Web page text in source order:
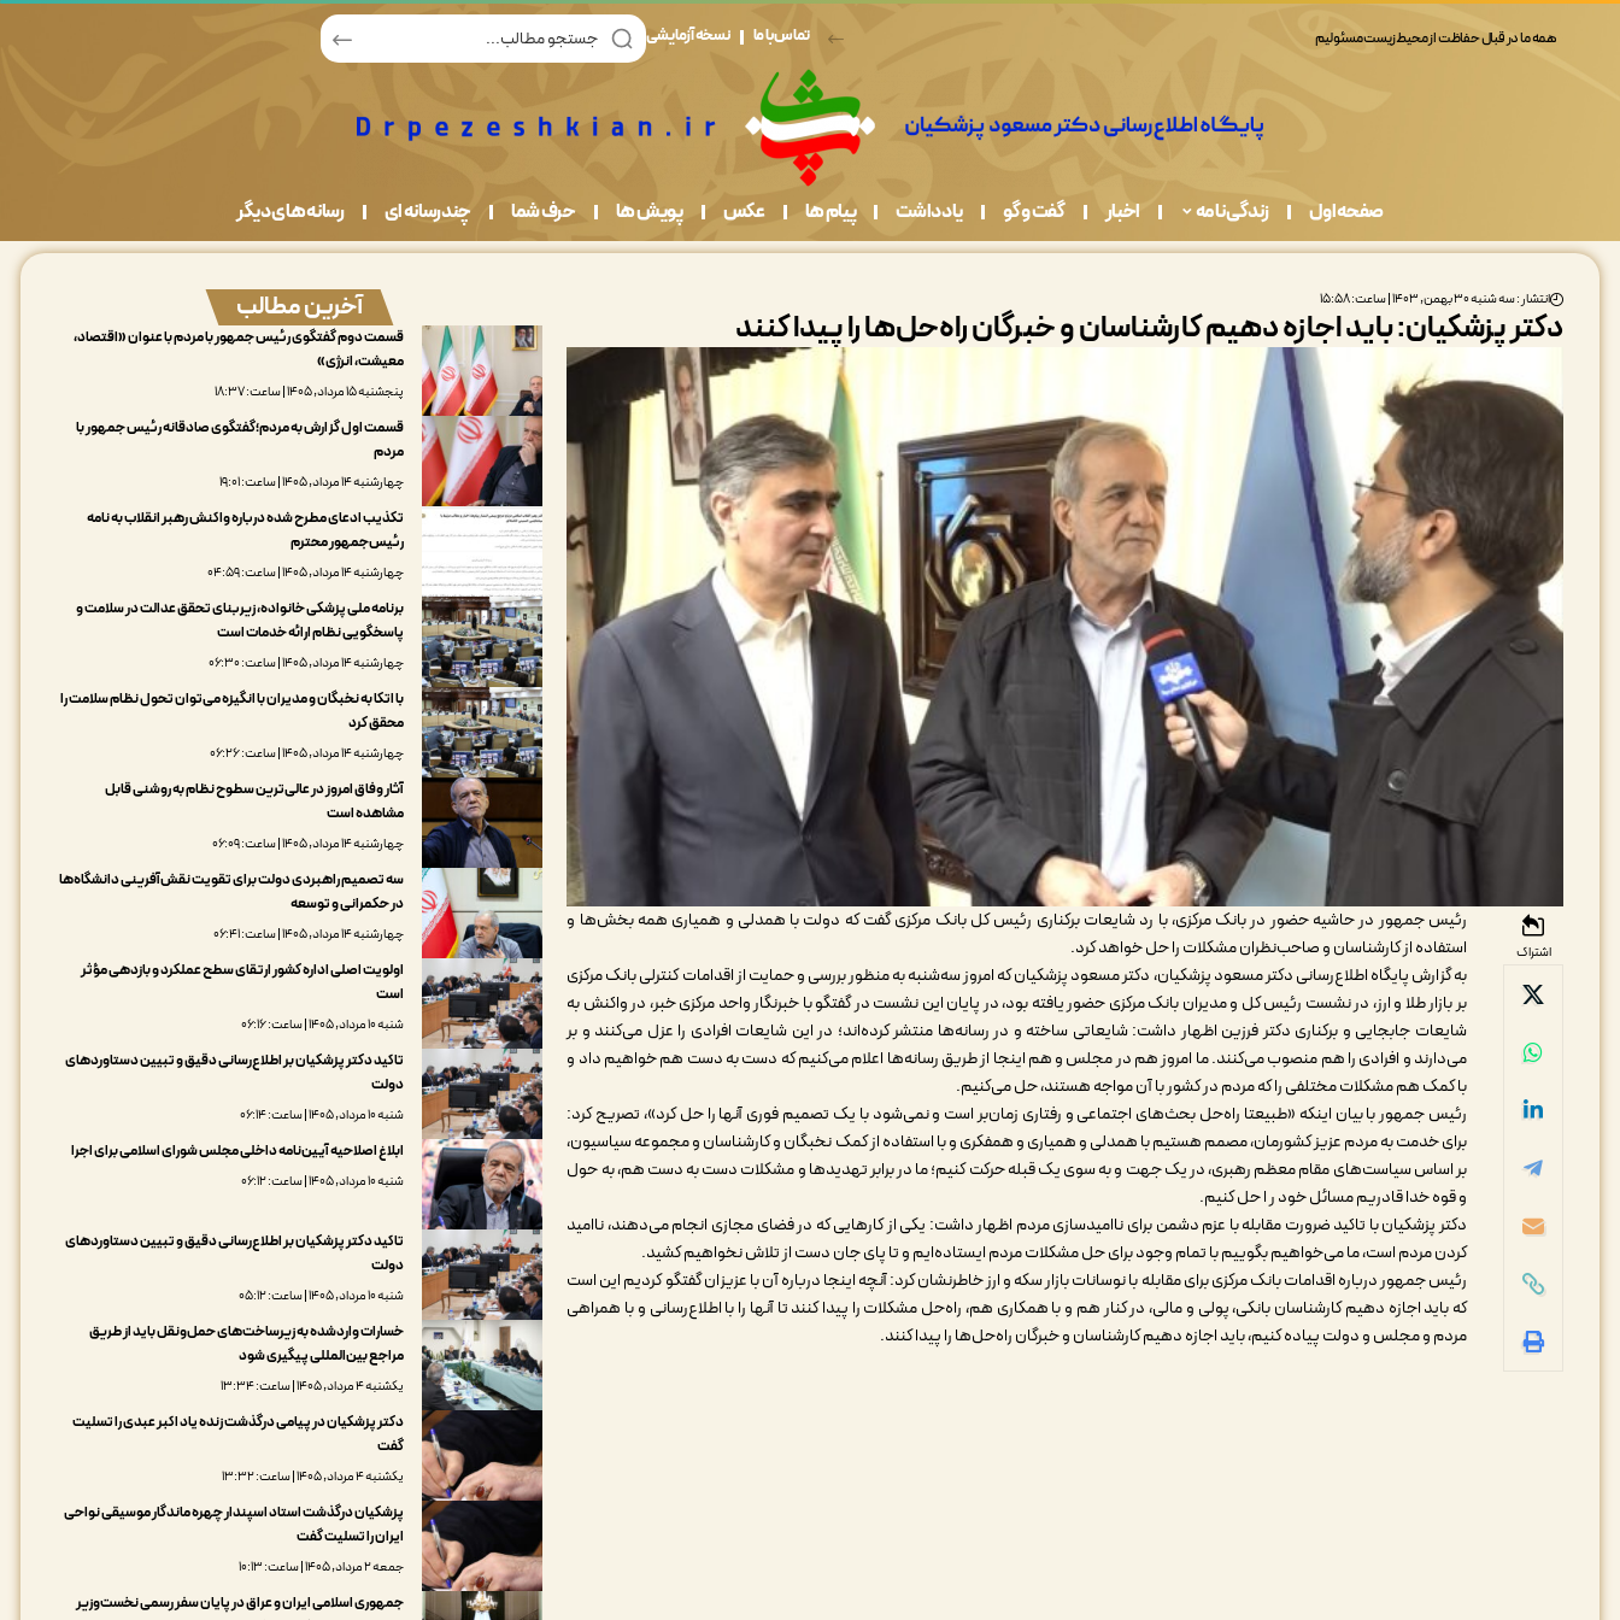
همه ما در قبال حفاظت از محیط زیست مسئولیم تماس با ما نسخه آزمایشی
صفحه اول زندگی نامه اخبار گفت و گو یادداشت پیام ها عکس پویش ها حرف شما چندرسانه ای رسانه های دیگر
انتشار : سه شنبه ۳۰ بهمن, ۱۴۰۳ | ساعت: ۱۵:۵۸
دکتر پزشکیان: باید اجازه دهیم کارشناسان و خبرگان راه‌حل‌ها را پیدا کنند
اشتراک
رئیس جمهور در حاشیه حضور در بانک مرکزی، با رد شایعات برکناری رئیس کل بانک مرکزی گفت که دولت با همدلی و همیاری همه بخش‌ها و
استفاده از کارشناسان و صاحب‌نظران مشکلات را حل خواهد کرد.
به گزارش پایگاه اطلاع‌رسانی دکتر مسعود پزشکیان، دکتر مسعود پزشکیان که امروز سه‌شنبه به منظور بررسی و حمایت از اقدامات کنترلی بانک مرکزی
بر بازار طلا و ارز، در نشست رئیس کل و مدیران بانک مرکزی حضور یافته بود، در پایان این نشست در گفتگو با خبرنگار واحد مرکزی خبر، در واکنش به
شایعات جابجایی و برکناری دکتر فرزین اظهار داشت: شایعاتی ساخته و در رسانه‌ها منتشر کرده‌اند؛ در این شایعات افرادی را عزل می‌کنند و بر
می‌دارند و افرادی را هم منصوب می‌کنند. ما امروز هم در مجلس و هم اینجا از طریق رسانه‌ها اعلام می‌کنیم که دست به دست هم خواهیم داد و
با کمک هم مشکلات مختلفی را که مردم در کشور با آن مواجه هستند، حل می‌کنیم.
رئیس جمهور با بیان اینکه «طبیعتا راه‌حل بحث‌های اجتماعی و رفتاری زمان‌بر است و نمی‌شود با یک تصمیم فوری آنها را حل کرد»، تصریح کرد:
برای خدمت به مردم عزیز کشورمان، مصمم هستیم با همدلی و همیاری و همفکری و با استفاده از کمک نخبگان و کارشناسان و مجموعه سیاسیون،
بر اساس سیاست‌های مقام معظم رهبری، در یک جهت و به سوی یک قبله حرکت کنیم؛ ما در برابر تهدیدها و مشکلات دست به دست هم، به حول
و قوه خدا قادریم مسائل خود ر ا حل کنیم.
دکتر پزشکیان با تاکید ضرورت مقابله با عزم دشمن برای ناامیدسازی مردم اظهار داشت: یکی از کارهایی که در فضای مجازی انجام می‌دهند، ناامید
کردن مردم است، ما می‌خواهیم بگوییم با تمام وجود برای حل مشکلات مردم ایستاده‌ایم و تا پای جان دست از تلاش نخواهیم کشید.
رئیس جمهور درباره اقدامات بانک مرکزی برای مقابله با نوسانات بازار سکه و ارز خاطرنشان کرد: آنچه اینجا درباره آن با عزیزان گفتگو کردیم این است
که باید اجازه دهیم کارشناسان بانکی، پولی و مالی، در کنار هم و با همکاری هم، راه‌حل مشکلات را پیدا کنند تا آنها را با اطلاع‌رسانی و با همراهی
مردم و مجلس و دولت پیاده کنیم، باید اجازه دهیم کارشناسان و خبرگان راه‌حل‌ها را پیدا کنند.
آخرین مطالب
قسمت دوم گفتگوی رئیس جمهور با مردم با عنوان «اقتصاد،
معیشت، انرژی»
پنجشنبه ۱۵ مرداد, ۱۴۰۵ | ساعت: ۱۸:۳۷
قسمت اول گزارش به مردم؛گفتگوی صادقانه رئیس جمهور با
مردم
چهارشنبه ۱۴ مرداد, ۱۴۰۵ | ساعت: ۱۹:۰۱
تکذیب ادعای مطرح شده درباره واکنش رهبر انقلاب به نامه
رئیس‌جمهور محترم
چهارشنبه ۱۴ مرداد, ۱۴۰۵ | ساعت: ۰۴:۵۹
برنامه ملی پزشکی خانواده، زیربنای تحقق عدالت در سلامت و
پاسخگویی نظام ارائه خدمات است
چهارشنبه ۱۴ مرداد, ۱۴۰۵ | ساعت: ۰۶:۳۰
با اتکا به نخبگان و مدیران با انگیزه می‌توان تحول نظام سلامت را
محقق کرد
چهارشنبه ۱۴ مرداد, ۱۴۰۵ | ساعت: ۰۶:۲۶
آثار وفاق امروز در عالی‌ترین سطوح نظام به روشنی قابل
مشاهده است
چهارشنبه ۱۴ مرداد, ۱۴۰۵ | ساعت: ۰۶:۰۹
سه تصمیم راهبردی دولت برای تقویت نقش‌آفرینی دانشگاه‌ها
در حکمرانی و توسعه
چهارشنبه ۱۴ مرداد, ۱۴۰۵ | ساعت: ۰۶:۴۱
اولویت اصلی اداره کشور ارتقای سطح عملکرد و بازدهی مؤثر
است
شنبه ۱۰ مرداد, ۱۴۰۵ | ساعت: ۰۶:۱۶
تاکید دکتر پزشکیان بر اطلاع‌رسانی دقیق و تبیین دستاوردهای
دولت
شنبه ۱۰ مرداد, ۱۴۰۵ | ساعت: ۰۶:۱۴
ابلاغ اصلاحیه آیین‌نامه داخلی مجلس شورای اسلامی برای اجرا
شنبه ۱۰ مرداد, ۱۴۰۵ | ساعت: ۰۶:۱۲
تاکید دکتر پزشکیان بر اطلاع‌رسانی دقیق و تبیین دستاوردهای
دولت
شنبه ۱۰ مرداد, ۱۴۰۵ | ساعت: ۰۵:۱۲
خسارات واردشده به زیرساخت‌های حمل‌ونقل باید از طریق
مراجع بین‌المللی پیگیری شود
یکشنبه ۴ مرداد, ۱۴۰۵ | ساعت: ۱۳:۳۴
دکتر پزشکیان در پیامی درگذشت زنده یاد اکبر عبدی را تسلیت
گفت
یکشنبه ۴ مرداد, ۱۴۰۵ | ساعت: ۱۳:۳۲
پزشکیان درگذشت استاد اسپندار چهره ماندگار موسیقی نواحی
ایران را تسلیت گفت
جمعه ۲ مرداد, ۱۴۰۵ | ساعت: ۱۰:۱۳
جمهوری اسلامی ایران و عراق در پایان سفر رسمی نخست‌وزیر